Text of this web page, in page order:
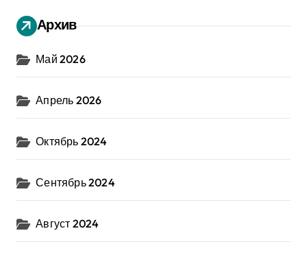
Архив
Май 2026
Апрель 2026
Октябрь 2024
Сентябрь 2024
Август 2024